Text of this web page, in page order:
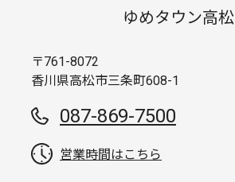
ゆめタウン高松
〒761-8072
香川県高松市三条町608-1
087-869-7500
営業時間はこちら